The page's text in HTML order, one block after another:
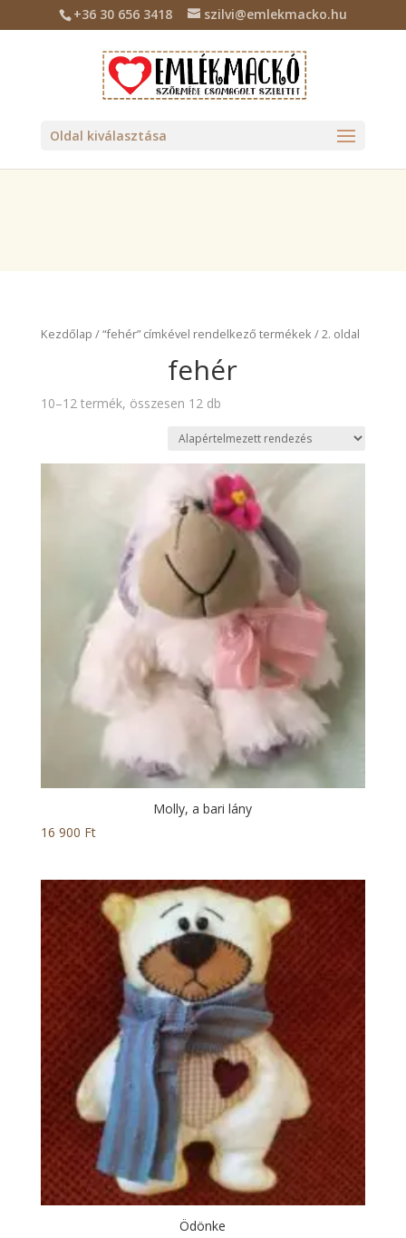
Deprecated: Required parameter $location follows optional
parameter $tax_class in/home/emlekmac/public_html/wp-
content/plugins/billingo/includes/class-billingo.php
+36 30 656 3418 szilvi@emlekmacko.hu
Oldal kiválasztása
Kezdőlap /“fehér” címkével rendelkező termékek / 2. oldal
fehér
10–12 termék, összesen 12 db
Molly, a bari lány
16 900 Ft
Ödönke